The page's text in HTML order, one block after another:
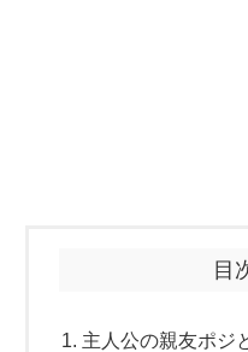
目
主人公の親友ポジ